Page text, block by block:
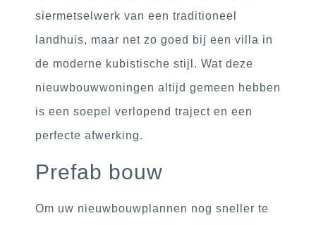
siermetselwerk van een traditioneel
landhuis, maar net zo goed bij een villa in
de moderne kubistische stijl. Wat deze
nieuwbouwwoningen altijd gemeen hebben
is een soepel verlopend traject en een
perfecte afwerking.
Prefab bouw
Om uw nieuwbouwplannen nog sneller te